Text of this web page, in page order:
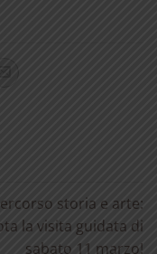
storia e arte:
la visita guidata di
sabato 11 marzo!